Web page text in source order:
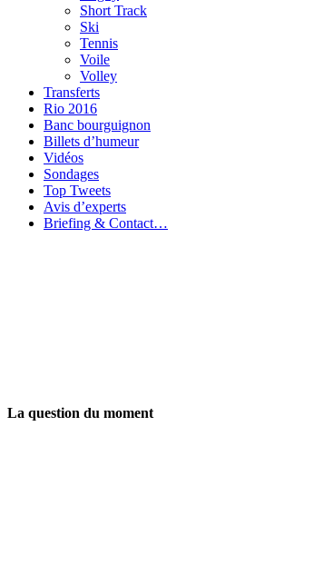
Short Track
Ski
Tennis
Voile
Volley
Transferts
Rio 2016
Banc bourguignon
Billets d’humeur
Vidéos
Sondages
Top Tweets
Avis d’experts
Briefing & Contact…
La question du moment